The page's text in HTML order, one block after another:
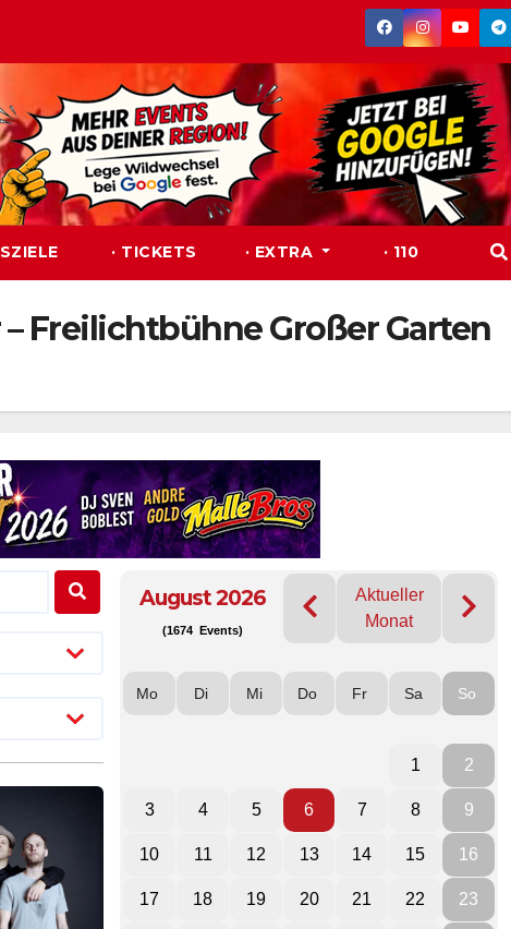
· TICKETS · EXTRA · 110
Freilichtbühne Großer Garten
August 2026
(1674 Events)
Aktueller
Monat
Mo Di Mi Do Fr Sa So
1 2
3 4 5 6 7 8 9
10 11 12 13 14 15 16
17 18 19 20 21 22 23